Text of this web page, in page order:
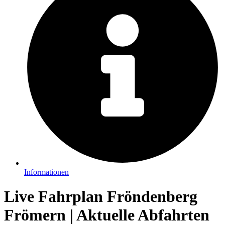
Informationen
Live Fahrplan Fröndenberg
Frömern | Aktuelle Abfahrten